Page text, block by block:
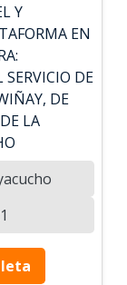
Y
EN
DE
DE
LA